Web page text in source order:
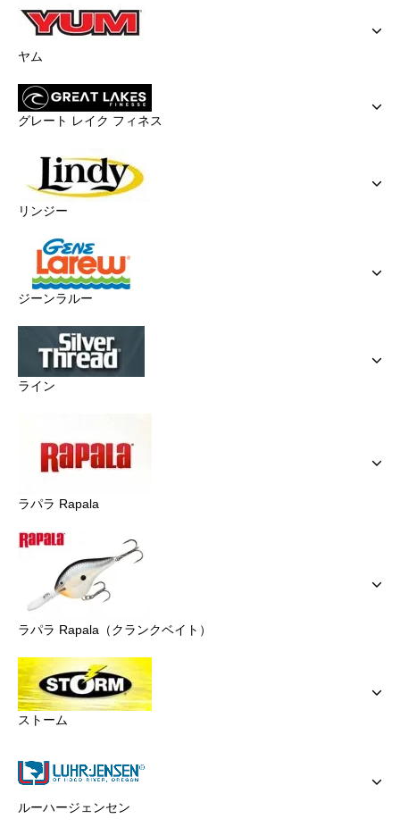
ヤム
グレート レイク フィネス
リンジー
ジーンラルー
ライン
ラパラ Rapala
ラパラ Rapala（クランクベイト）
ストーム
ルーハージェンセン